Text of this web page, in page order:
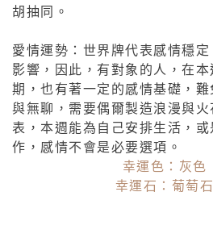
胡抽同。
愛情運勢：世界牌代表感情穩定
影響，因此，有對象的人，在
期，也有著一定的感情基礎，難
與無聊，需要偶爾製造浪漫與
表，本週能為自己安排生活，或
作，感情不會是必要選項。
幸運色：灰色
幸運石：葡萄石